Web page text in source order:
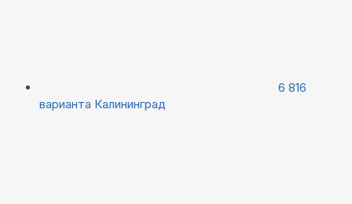
6 816
варианта Калининград